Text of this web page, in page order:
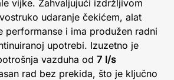
vijke. Zahvaljujući izdržljivom
udaranje čekićem, alat
performanse i ima produžen radni
upotrebi. Izuzetno je
vazduha od 7 l/s
rad bez prekida, što je ključno